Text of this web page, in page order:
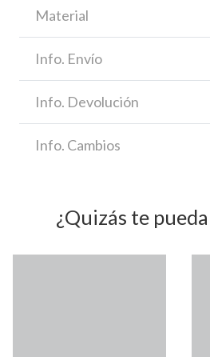
Material
Info. Envío
Info. Devolución
Info. Cambios
¿Quizás te